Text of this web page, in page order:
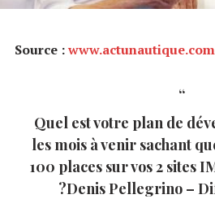
Source :www.actunautique.com
Quel est votre plan de
les mois à venir sachant
100 places sur vos 2 sites
?Denis Pellegrino –